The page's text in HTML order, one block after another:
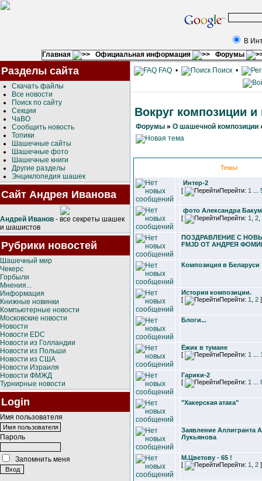
В
Главная
Официальная информация Форумы
Разделы сайта
Скачать файлы
Все новости
Поиск по сайту
Секции
ЧаВО
Сообщить новость
Топики
Шашечные сайты
Шашечные фото
Шашечные книги
Другие разделы
Энциклопедия шашек
Сайт Андрея Иванова
Андрей Иванов - все секреты шашек
и шашистов
Рубрики новостей
Шашечный мир
Чекерс
Горбыли
Мнения...
Информация
Книжные новинки
Компьютерные новости
Московские новости
Новости
Новости EDC
Новости из Голландии
Новости из Польши
Новости из США
Новости Израиля
Новости ФМЖД
Турнирные новости
Login
Имя пользователя
Пароль
Запомнить меня
FAQ • Поиск •
Вокруг композиции
Форумы » О шашечной композиции
Темы
Интер-2
[
Перейти: 1
фото Александра
[
Перейти: 1 2
ПОЗДРАВЛЕНИЕ С
FMJD ОТ АНДРЕЯ
Композиция в Беларуси
История композиции.
[
Перейти: 1 2 ]
Блоги...
Ёжик в тумане
[
Перейти: 1
Гарики-2
[
Перейти: 1
"Хакерская атака"
Заявление Аллигранта
Лукьянова
М.Цветову - 65 !
[
Перейти: 1 2 ]